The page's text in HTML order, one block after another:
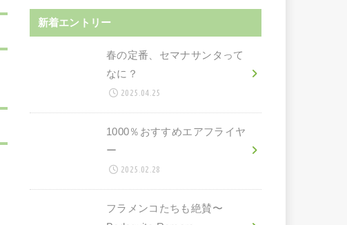
新着エントリー
春の定番、セマナサンタって
なに？
2025.04.25
1000％おすすめエアフライヤ
ー
2025.02.28
フラメンコたちも絶賛〜